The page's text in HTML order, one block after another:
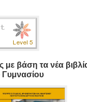
με βάση τα νέα